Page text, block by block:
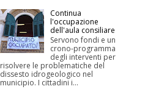
Continua
l'occupazione
dell'aula consiliare
Servono fondi e un
crono-programma
degli interventi per
risolvere le problematiche del
dissesto idrogeologico nel
municipio. I cittadini i...